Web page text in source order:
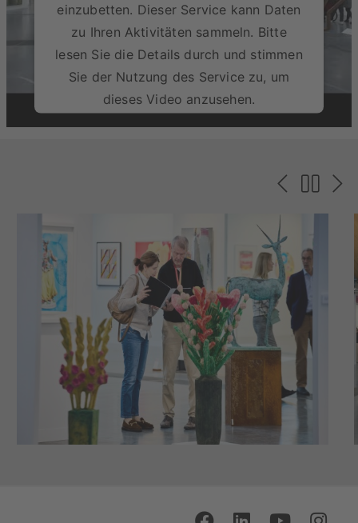
einzubetten. Dieser Service kann Daten
zu Ihren Aktivitäten sammeln. Bitte
lesen Sie die Details durch und stimmen
Sie der Nutzung des Service zu, um
dieses Video anzusehen.